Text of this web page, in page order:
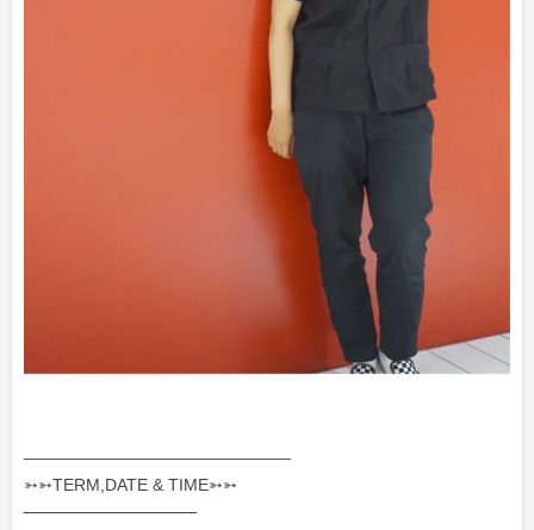
➳➳TERM,DATE & TIME➳➳
‾‾‾‾‾‾‾‾‾‾‾‾‾‾‾‾‾‾‾‾‾‾‾‾‾‾‾‾‾